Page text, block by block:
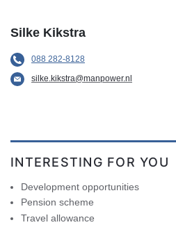
Silke Kikstra
088 282-8128
silke.kikstra@manpower.nl
INTERESTING FOR YOU
Development opportunities
Pension scheme
Travel allowance